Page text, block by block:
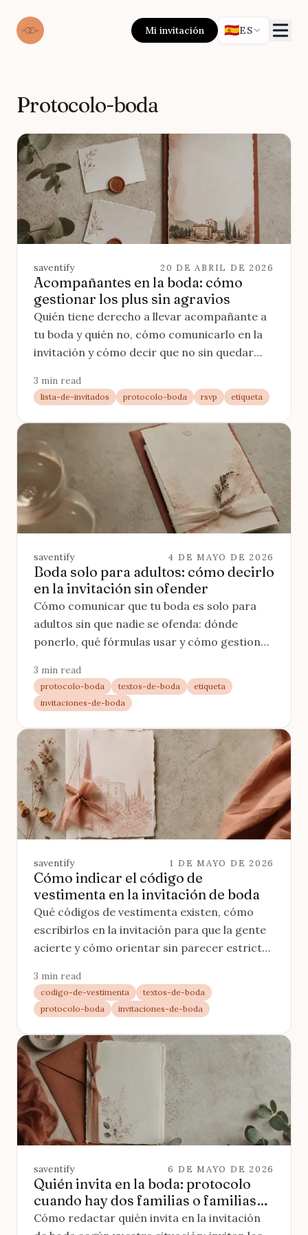
Mi invitación 🇪🇸ES
Protocolo-boda
saventify 20 DE ABRIL DE 2026
Acompañantes en la boda: cómo
gestionar los plus sin agravios
Quién tiene derecho a llevar acompañante a
tu boda y quién no, cómo comunicarlo en la
invitación y cómo decir que no sin quedar
3 min read
lista-de-invitados protocolo-boda rsvp etiqueta
saventify 4 DE MAYO DE 2026
Boda solo para adultos: cómo decirlo
en la invitación sin ofender
Cómo comunicar que tu boda es solo para
adultos sin que nadie se ofenda: dónde
ponerlo, qué fórmulas usar y cómo gestionar
3 min read
protocolo-boda textos-de-boda
etiqueta
invitaciones-de-boda
saventify 1 DE MAYO DE 2026
Cómo indicar el código de
vestimenta en la invitación de boda
Qué códigos de vestimenta existen, cómo
escribirlos en la invitación para que la gente
acierte y cómo orientar sin parecer estricto.
3 min read
codigo-de-vestimenta
textos-de-boda
protocolo-boda
invitaciones-de-boda
saventify 6 DE MAYO DE 2026
Quién invita en la boda: protocolo
cuando hay dos familias o familias
separadas
Cómo redactar quién invita en la invitación